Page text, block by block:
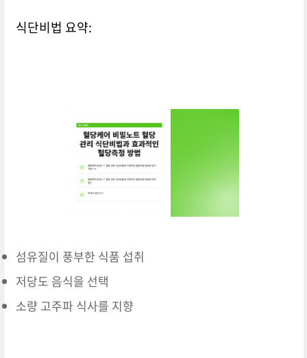
식단비법 요약:
섬유질이 풍부한 식품 섭취
저당도 음식을 선택
소량 고주파 식사를 지향